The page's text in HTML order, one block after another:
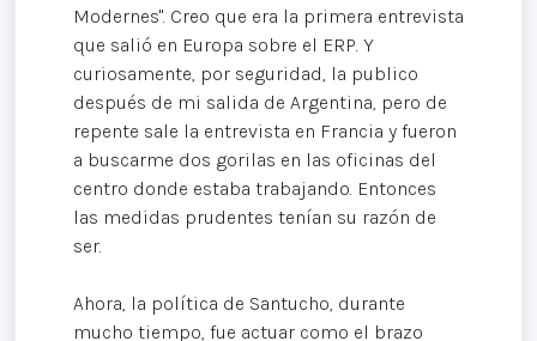
Modernes". Creo que era la primera entrevista
que salió en Europa sobre el ERP. Y
curiosamente, por seguridad, la publico
después de mi salida de Argentina, pero de
repente sale la entrevista en Francia y fueron
a buscarme dos gorilas en las oficinas del
centro donde estaba trabajando. Entonces
las medidas prudentes tenían su razón de
ser.
Ahora, la política de Santucho, durante
mucho tiempo, fue actuar como el brazo